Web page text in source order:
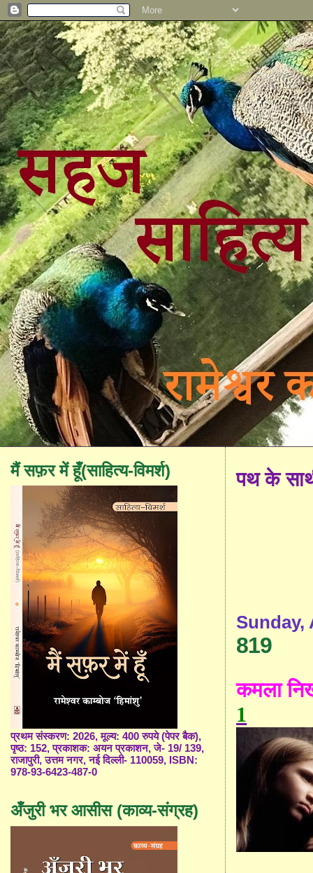
पथ के
Sunday,
819
कमला
1
मैं सफ़र में हूँ(साहित्य-विमर्श)
प्रथम संस्करण: 2026, मूल्य: 400 रुपये (पेपर बैक),
पृष्ठ: 152, प्रकाशक: अयन प्रकाशन, जे- 19/ 139,
राजापुरी, उत्तम नगर, नई दिल्ली- 110059, ISBN:
978-93-6423-487-0
अँजुरी भर आसीस (काव्य-संग्रह)